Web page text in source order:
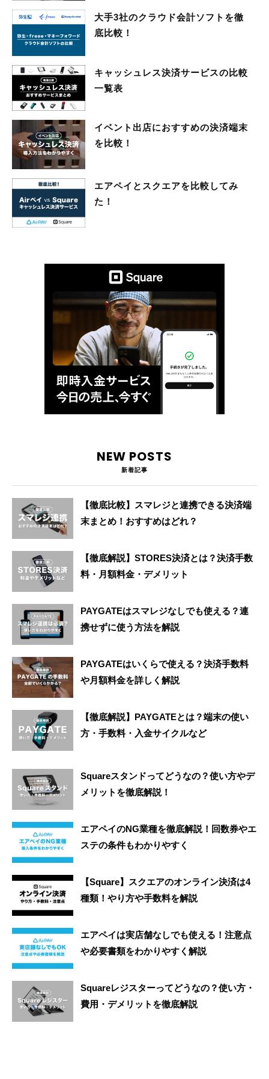
大手3社のクラウド会計ソフトを徹
底比較！
キャッシュレス決済サービスの比較
一覧表
イベント出店におすすめの決済端末
を比較！
エアペイとスクエアを比較してみ
た！
NEW POSTS
新着記事
【徹底比較】スマレジと連携できる決済端
末まとめ！おすすめはどれ？
【徹底解説】STORES決済とは？決済手数
料・月額料金・デメリット
PAYGATEはスマレジなしでも使える？連
携せずに使う方法を解説
PAYGATEはいくらで使える？決済手数料
や月額料金を詳しく解説
【徹底解説】PAYGATEとは？端末の使い
方・手数料・入金サイクルなど
Squareスタンドってどうなの？使い方やデ
メリットを徹底解説！
エアペイのNG業種を徹底解説！回数券やエ
ステの条件もわかりやすく
【Square】スクエアのオンライン決済は4
種類！やり方や手数料を解説
エアペイは実店舗なしでも使える！注意点
や必要書類をわかりやすく解説
Squareレジスターってどうなの？使い方・
費用・デメリットを徹底解説